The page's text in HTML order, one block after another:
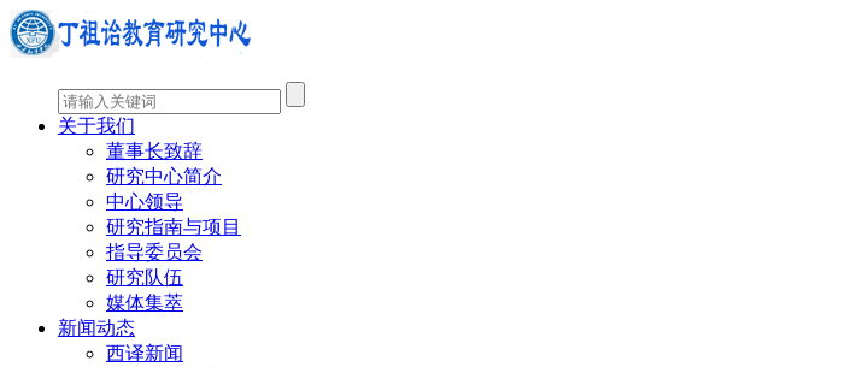
关于我们
董事长致辞
研究中心简介
中心领导
研究指南与项目
指导委员会
研究队伍
媒体集萃
新闻动态
西译新闻